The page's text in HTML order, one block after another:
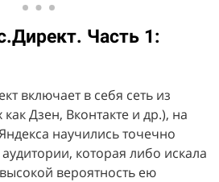
Часть 1:
включает в себя сеть из
Дзен, Вконтакте и др.), на
научились точечно
которая либо искала
вероятность ею